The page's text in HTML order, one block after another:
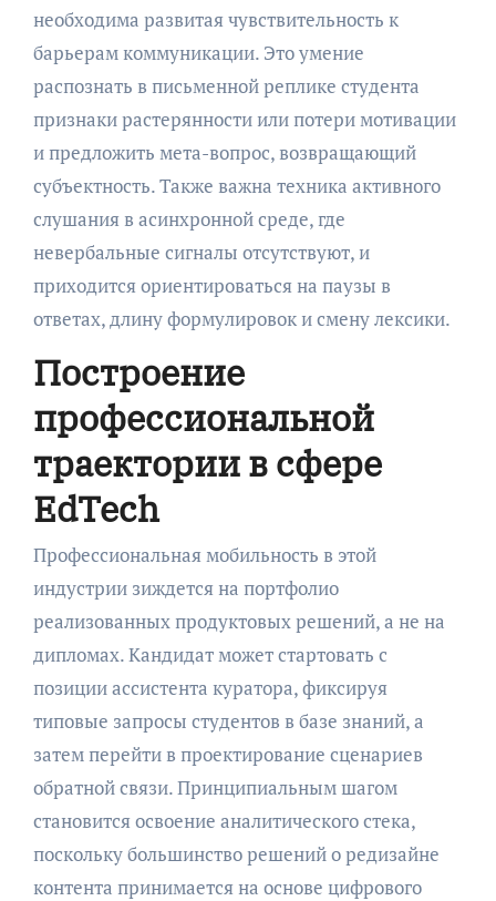
необходима развитая чувствительность к
барьерам коммуникации. Это умение
распознать в письменной реплике студента
признаки растерянности или потери мотивации
и предложить мета-вопрос, возвращающий
субъектность. Также важна техника активного
слушания в асинхронной среде, где
невербальные сигналы отсутствуют, и
приходится ориентироваться на паузы в
ответах, длину формулировок и смену лексики.
Построение
профессиональной
траектории в сфере
EdTech
Профессиональная мобильность в этой
индустрии зиждется на портфолио
реализованных продуктовых решений, а не на
дипломах. Кандидат может стартовать с
позиции ассистента куратора, фиксируя
типовые запросы студентов в базе знаний, а
затем перейти в проектирование сценариев
обратной связи. Принципиальным шагом
становится освоение аналитического стека,
поскольку большинство решений о редизайне
контента принимается на основе цифрового